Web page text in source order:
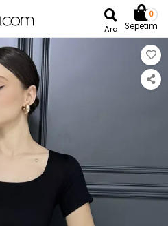
Ara
0
Sepetim